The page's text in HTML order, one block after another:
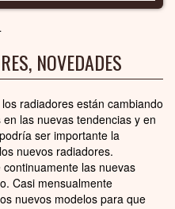
NOVEDADES
radiadores están cambiando
las nuevas tendencias y en
ser importante la
nuevos radiadores.
las nuevas
Casi mensualmente
nuevos modelos para que